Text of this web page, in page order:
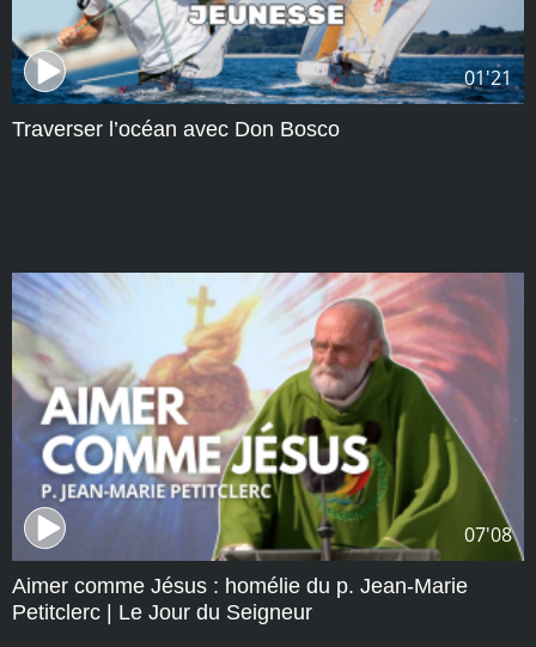
01'21
Traverser l’océan avec Don Bosco
07'08
Aimer comme Jésus : homélie du p. Jean-Marie
Petitclerc | Le Jour du Seigneur